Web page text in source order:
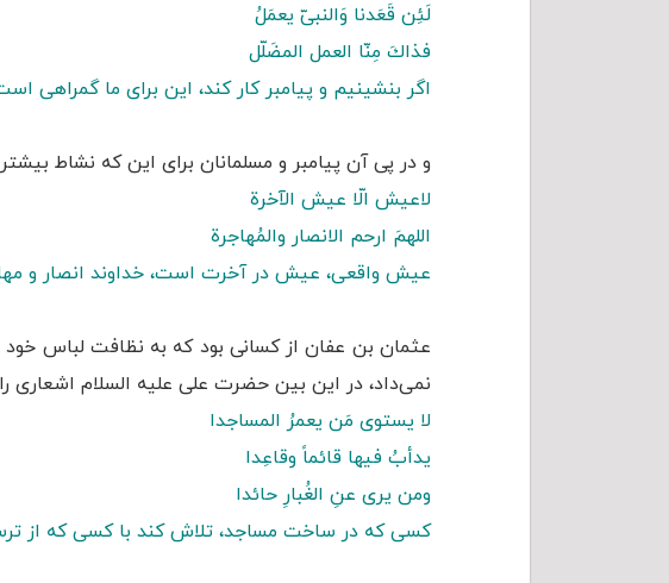
لَئِن قَعَدنا وَالنبىّ یعمَلُ
فذاكَ مِنّا العمل المضَلّل
اگر بنشینیم و پیامبر کار کند، این برای ما گمراهی
و در پی آن پیامبر و مسلمانان برای این که نشاط
لاعیش الّا عیش الآخرة
اللهمَ ارحم الانصار والمُهاجرة
عیش واقعی، عیش در آخرت است، خداوند انصار و
عثمان بن عفان از کسانی بود که به نظافت لباس
نمی‌داد، در این بین حضرت علی علیه السلام اشعاری
لا یستوی مَن یعمرُ المساجدا
یدأبُ فیها قائماً وقاعِدا
ومن یرى عنِ الغُبارِ حائدا
کسی که در ساخت مساجد، تلاش کند با کسی که از